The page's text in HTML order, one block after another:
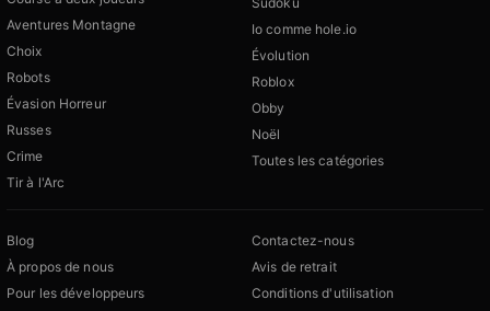
Aventures Montagne
Choix
Robots
Évasion Horreur
Russes
Crime
Tir à l'Arc
Io comme hole.io
Évolution
Roblox
Obby
Noël
Toutes les catégories
Blog
À propos de nous
Pour les développeurs
Contactez-nous
Avis de retrait
Conditions d'utilisation